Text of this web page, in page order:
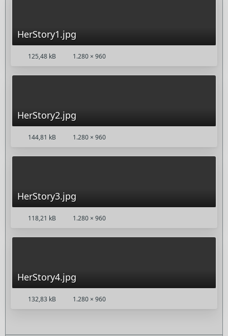
HerStory1.jpg
125,48 kB 1.280 × 960
HerStory2.jpg
144,81 kB 1.280 × 960
HerStory3.jpg
118,21 kB 1.280 × 960
HerStory4.jpg
132,83 kB 1.280 × 960